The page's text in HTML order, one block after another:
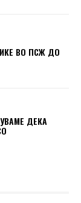
ВО ПСЖ ДО
ДЕКА